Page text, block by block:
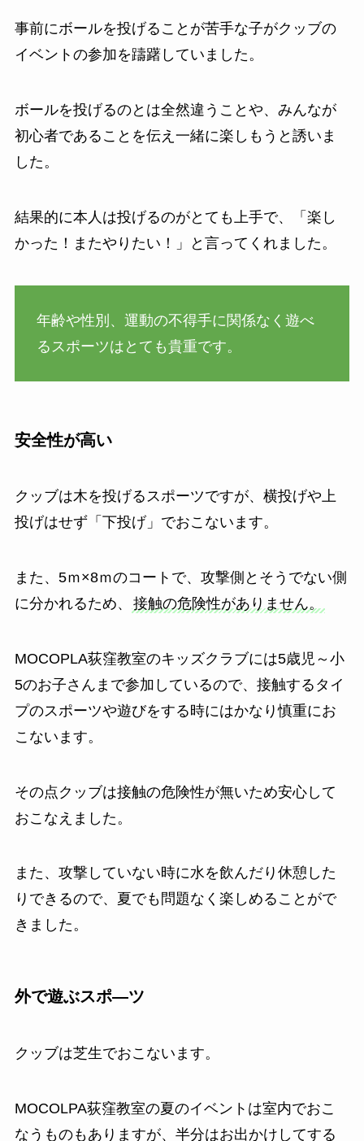
事前にボールを投げることが苦手な子がクッブの
イベントの参加を躊躇していました。
ボールを投げるのとは全然違うことや、みんなが
初心者であることを伝え一緒に楽しもうと誘いま
した。
結果的に本人は投げるのがとても上手で、「楽し
かった！またやりたい！」と言ってくれました。
年齢や性別、運動の不得手に関係なく遊べ
るスポーツはとても貴重です。
安全性が高い
クッブは木を投げるスポーツですが、横投げや上
投げはせず「下投げ」でおこないます。
また、5ｍ×8ｍのコートで、攻撃側とそうでない側
に分かれるため、
接触の危険性がありません。
MOCOPLA荻窪教室のキッズクラブには5歳児～小
5のお子さんまで参加しているので、接触するタイ
プのスポーツや遊びをする時にはかなり慎重にお
こないます。
その点クッブは接触の危険性が無いため安心して
おこなえました。
また、攻撃していない時に水を飲んだり休憩した
りできるので、夏でも問題なく楽しめることがで
きました。
外で遊ぶスポ―ツ
クッブは芝生でおこないます。
MOCOLPA荻窪教室の夏のイベントは室内でおこ
なうものもありますが、半分はお出かけしてする